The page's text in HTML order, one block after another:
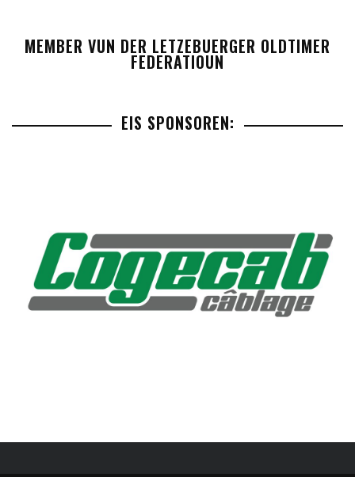
MEMBER VUN DER LETZEBUERGER OLDTIMER
FEDERATIOUN
EIS SPONSOREN: